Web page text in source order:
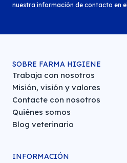
nuestra información de contacto en el
SOBRE FARMA HIGIENE
Trabaja con nosotros
Misión, visión y valores
Contacte con nosotros
Quiénes somos
Blog veterinario
INFORMACIÓN